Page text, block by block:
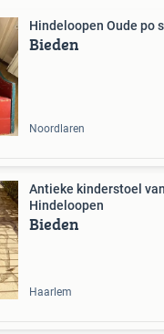
Hindeloopen Oude po
Bieden
Noordlaren
Antieke kinderstoel
Hindeloopen
Bieden
Haarlem